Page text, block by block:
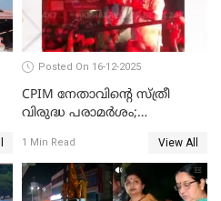
Posted On 16-12-2025
CPIM നേതാവിൻ്റെ സ്ത്രീ
വിരുദ്ധ പരാമർശം;
1 Min Read View All